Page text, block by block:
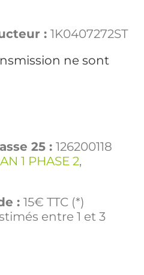
: 1K0407272ST
ne sont
25 : 126200118
1 PHASE 2,
: 15€ TTC (*)
entre 1 et 3